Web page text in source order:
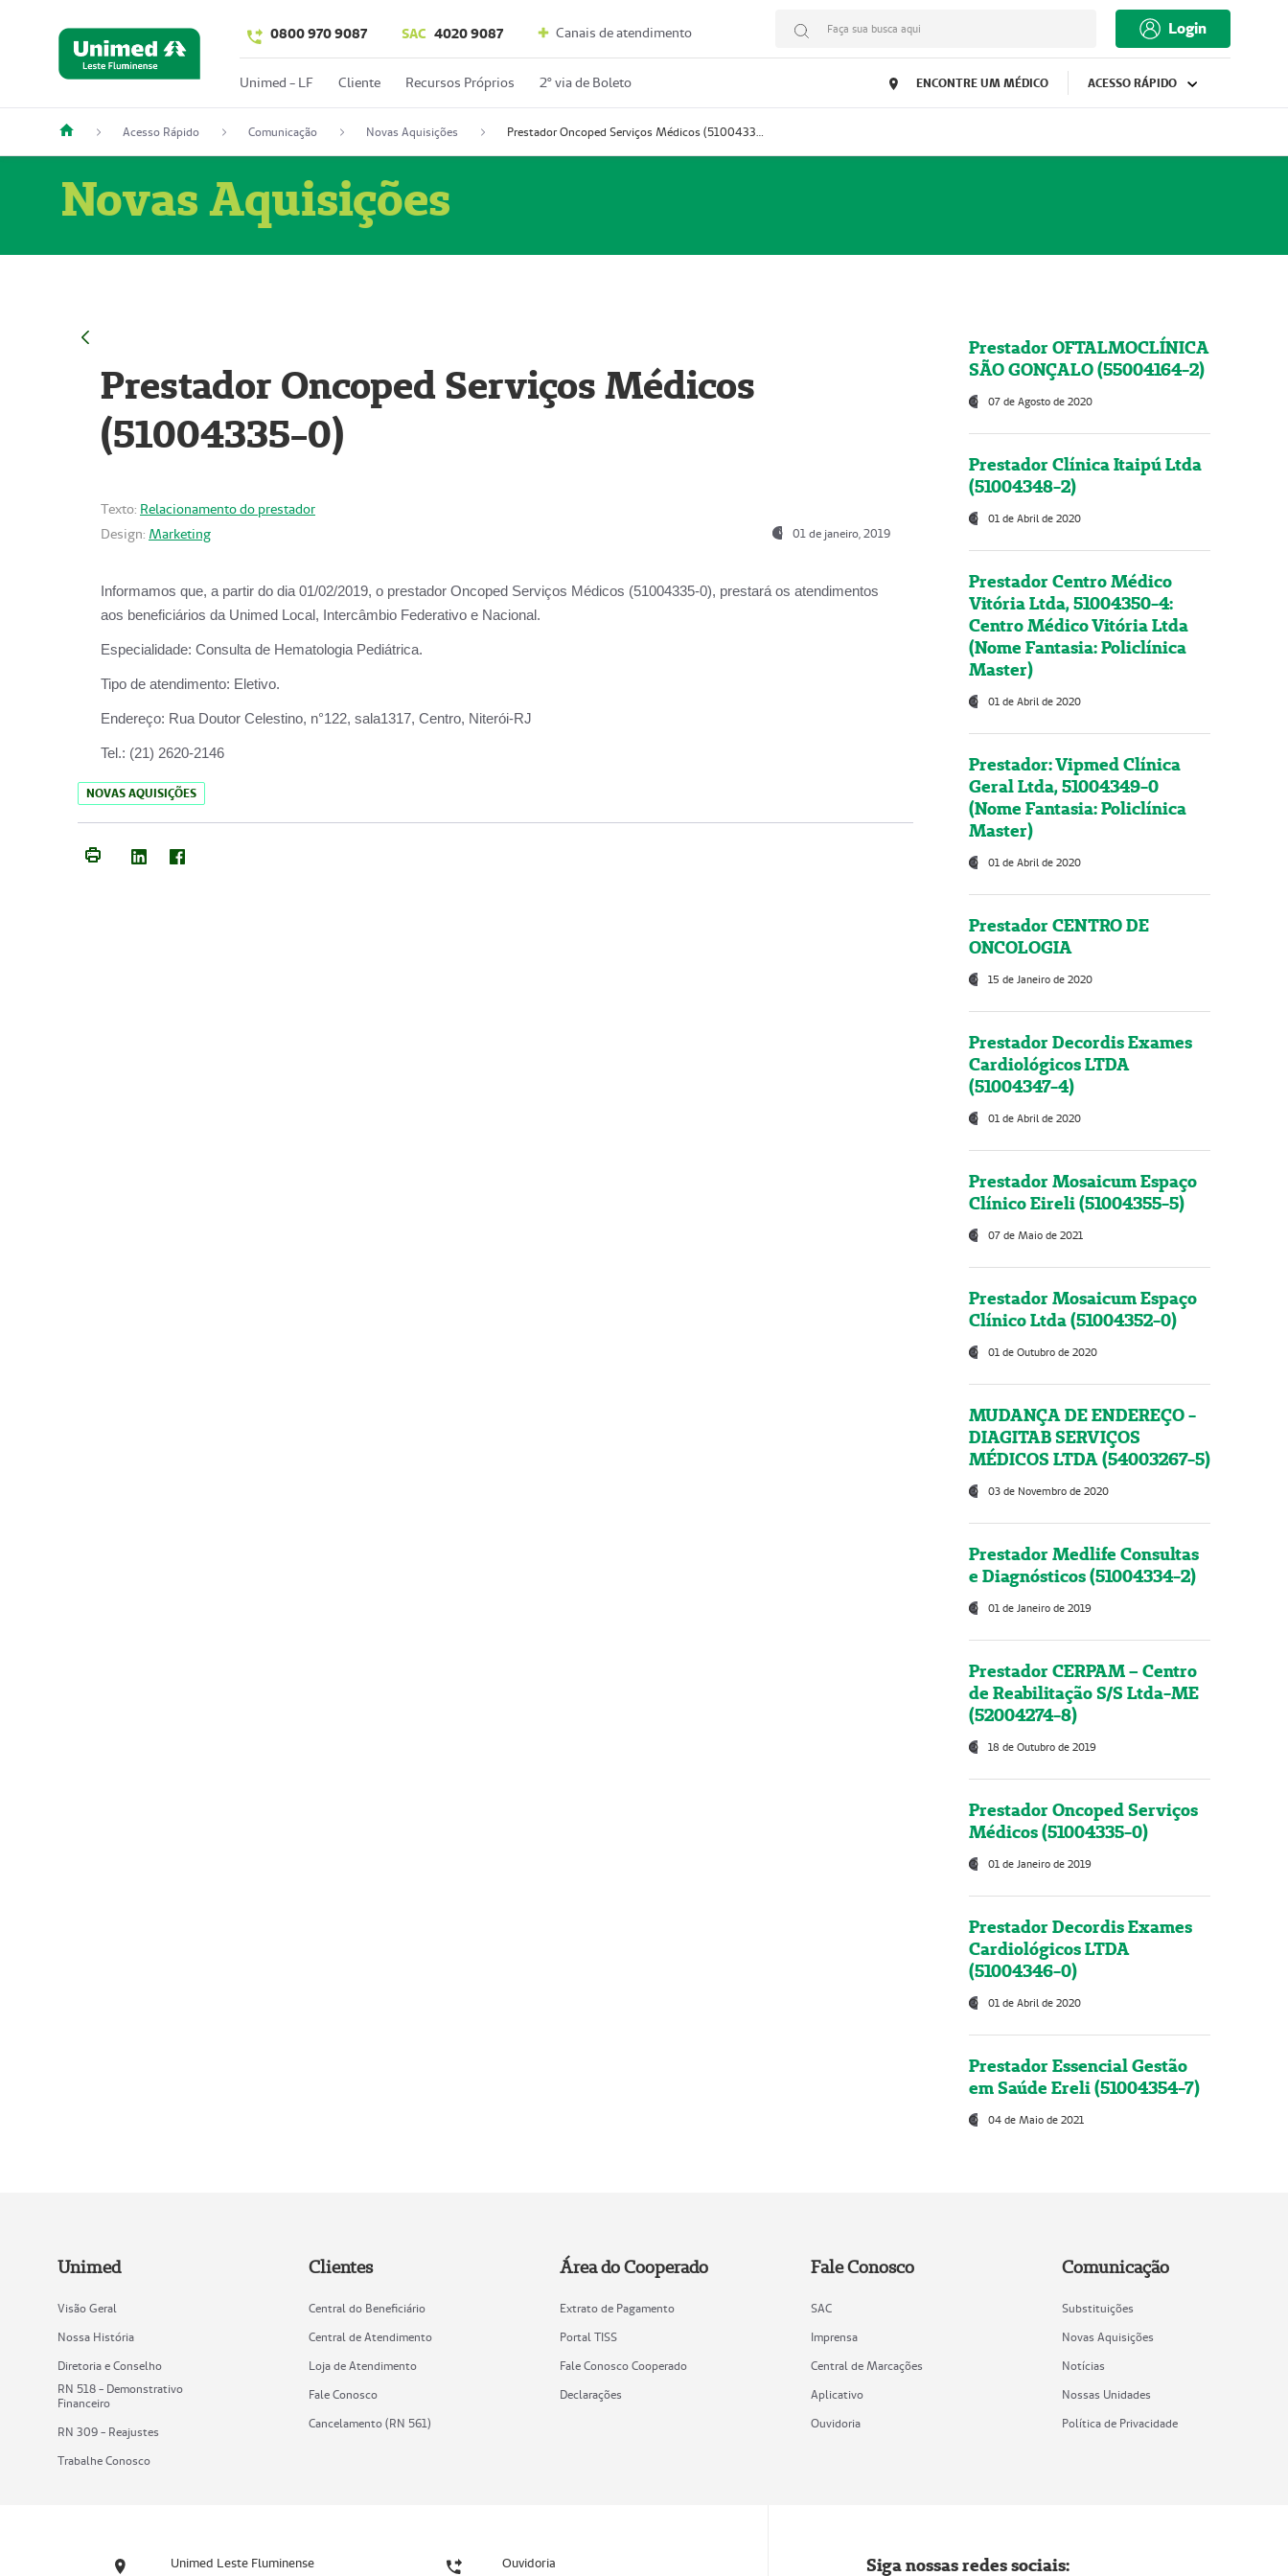
0800 970 9087 SAC 4020 9087 Canais de atendimento Faça sua busca aqui Login
Unimed - LF Cliente Recursos Próprios 2º via de Boleto ENCONTRE UM MÉDICO ACESSO RÁPIDO
Acesso Rápido Comunicação Novas Aquisições Prestador Oncoped Serviços Médicos (51004335-0)
Novas Aquisições
Prestador Oncoped Serviços Médicos
(51004335-0)
Texto: Relacionamento do prestador
Design: Marketing 01 de janeiro, 2019
Informamos que, a partir do dia 01/02/2019, o prestador Oncoped Serviços Médicos (51004335-0), prestará os atendimentos
aos beneficiários da Unimed Local, Intercâmbio Federativo e Nacional.
Especialidade: Consulta de Hematologia Pediátrica.
Tipo de atendimento: Eletivo.
Endereço: Rua Doutor Celestino, n°122, sala1317, Centro, Niterói-RJ
Tel.: (21) 2620-2146
NOVAS AQUISIÇÕES
Prestador OFTALMOCLÍNICA
SÃO GONÇALO (55004164-2)
07 de Agosto de 2020
Prestador Clínica Itaipú Ltda
(51004348-2)
01 de Abril de 2020
Prestador Centro Médico
Vitória Ltda, 51004350-4:
Centro Médico Vitória Ltda
(Nome Fantasia: Policlínica
Master)
01 de Abril de 2020
Prestador: Vipmed Clínica
Geral Ltda, 51004349-0
(Nome Fantasia: Policlínica
Master)
01 de Abril de 2020
Prestador CENTRO DE
ONCOLOGIA
15 de Janeiro de 2020
Prestador Decordis Exames
Cardiológicos LTDA
(51004347-4)
01 de Abril de 2020
Prestador Mosaicum Espaço
Clínico Eireli (51004355-5)
07 de Maio de 2021
Prestador Mosaicum Espaço
Clínico Ltda (51004352-0)
01 de Outubro de 2020
MUDANÇA DE ENDEREÇO -
DIAGITAB SERVIÇOS
MÉDICOS LTDA (54003267-5)
03 de Novembro de 2020
Prestador Medlife Consultas
e Diagnósticos (51004334-2)
01 de Janeiro de 2019
Prestador CERPAM – Centro
de Reabilitação S/S Ltda-ME
(52004274-8)
18 de Outubro de 2019
Prestador Oncoped Serviços
Médicos (51004335-0)
01 de Janeiro de 2019
Prestador Decordis Exames
Cardiológicos LTDA
(51004346-0)
01 de Abril de 2020
Prestador Essencial Gestão
em Saúde Ereli (51004354-7)
04 de Maio de 2021
Unimed
Visão Geral
Nossa História
Diretoria e Conselho
RN 518 - Demonstrativo
Financeiro
RN 309 - Reajustes
Trabalhe Conosco
Clientes
Central do Beneficiário
Central de Atendimento
Loja de Atendimento
Fale Conosco
Cancelamento (RN 561)
Área do Cooperado
Extrato de Pagamento
Portal TISS
Fale Conosco Cooperado
Declarações
Fale Conosco
SAC
Imprensa
Central de Marcações
Aplicativo
Ouvidoria
Comunicação
Substituições
Novas Aquisições
Notícias
Nossas Unidades
Política de Privacidade
Unimed Leste Fluminense Ouvidoria Siga nossas redes sociais: